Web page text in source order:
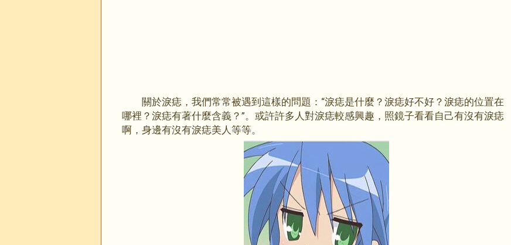
關於淚痣，我們常常被遇到這樣的問題：“淚痣是什麼？淚痣好不好？淚痣的位置在
哪裡？淚痣有著什麼含義？”。或許許多人對淚痣較感興趣，照鏡子看看自己有沒有淚痣
啊，身邊有沒有淚痣美人等等。